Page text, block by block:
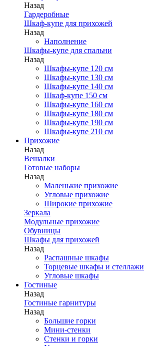
Назад
Гардеробные
Шкаф-купе для прихожей
Назад
Наполнение
Шкафы-купе для спальни
Назад
Шкафы-купе 120 см
Шкафы-купе 130 см
Шкафы-купе 140 см
Шкаф-купе 150 см
Шкафы-купе 160 см
Шкафы-купе 180 см
Шкафы-купе 190 см
Шкафы-купе 210 см
Прихожие
Назад
Вешалки
Готовые наборы
Назад
Маленькие прихожие
Угловые прихожие
Широкие прихожие
Зеркала
Модульные прихожие
Обувницы
Шкафы для прихожей
Назад
Распашные шкафы
Торцевые шкафы и стеллажи
Угловые шкафы
Гостиные
Назад
Гостиные гарнитуры
Назад
Большие горки
Мини-стенки
Стенки и горки